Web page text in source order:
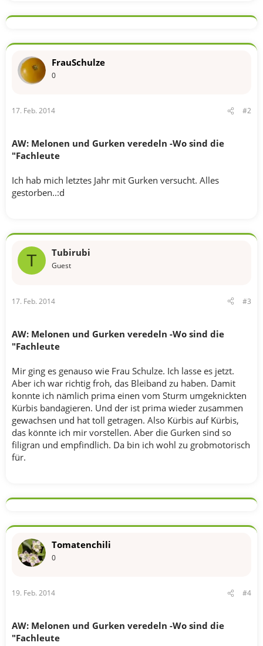
FrauSchulze
0
17. Feb. 2014 #2
AW: Melonen und Gurken veredeln -Wo sind die
"Fachleute
Ich hab mich letztes Jahr mit Gurken versucht. Alles
gestorben..:d
T Tubirubi
Guest
17. Feb. 2014 #3
AW: Melonen und Gurken veredeln -Wo sind die
"Fachleute
Mir ging es genauso wie Frau Schulze. Ich lasse es jetzt.
Aber ich war richtig froh, das Bleiband zu haben. Damit
konnte ich nämlich prima einen vom Sturm umgeknickten
Kürbis bandagieren. Und der ist prima wieder zusammen
gewachsen und hat toll getragen. Also Kürbis auf Kürbis,
das könnte ich mir vorstellen. Aber die Gurken sind so
filigran und empfindlich. Da bin ich wohl zu grobmotorisch
für.
Tomatenchili
0
19. Feb. 2014 #4
AW: Melonen und Gurken veredeln -Wo sind die
"Fachleute